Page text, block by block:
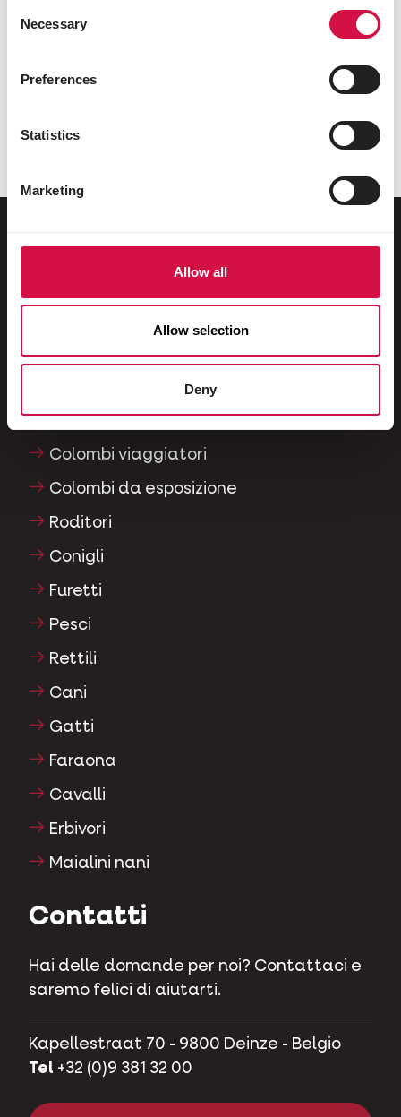
Selection
Necessary
Preferences
Statistics
Marketing
Allow all
Allow selection
Deny
FURETTI
RODITORI CONIGLI
Per il tuo animale
Uccelli nostrani
Trampolieri & struzzi
Uccelli acquatici
Colombi viaggiatori
Colombi da esposizione
Roditori
Conigli
Furetti
Pesci
Rettili
Cani
Gatti
Faraona
Cavalli
Erbivori
Maialini nani
Contatti
Hai delle domande per noi? Contattaci e
saremo felici di aiutarti.
Kapellestraat 70 - 9800 Deinze - Belgio
Tel +32 (0)9 381 32 00